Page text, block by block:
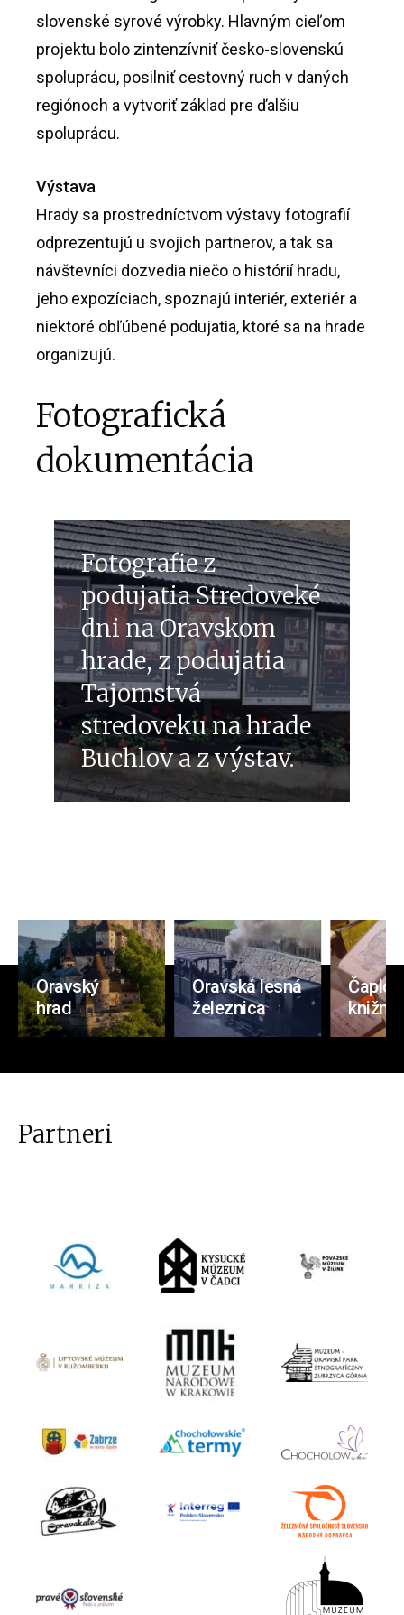
slovenské syrové výrobky. Hlavným cieľom
projektu bolo zintenzívniť česko-slovenskú
spoluprácu, posilniť cestovný ruch v daných
regiónoch a vytvoriť základ pre ďalšiu
spoluprácu.
Výstava
Hrady sa prostredníctvom výstavy fotografií
odprezentujú u svojich partnerov, a tak sa
návštevníci dozvedia niečo o histórií hradu,
jeho expozíciach, spoznajú interiér, exteriér a
niektoré obľúbené podujatia, ktoré sa na hrade
organizujú.
Fotografická
dokumentácia
Fotografie z
podujatia Stredoveké
dni na Oravskom
hrade, z podujatia
Tajomstvá
stredoveku na hrade
Buchlov a z výstav.
Oravský
hrad
Oravská lesná
železnica
Partneri